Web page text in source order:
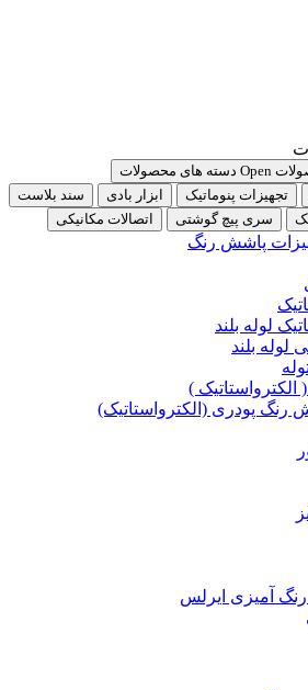
Open دسته های محصولات
تجهیزات پنوماتیک ابزار بادی
سند بلاست
سری پیچ گوشتی اتصالات مکانیکی
پاشش رنگ
لوله بلند
لوله بلند
)
رنگ پودری (الکترواستاتیک)
رنگ آمیزی ایرلس